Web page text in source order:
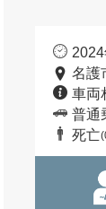
名護
車両
普通
死亡